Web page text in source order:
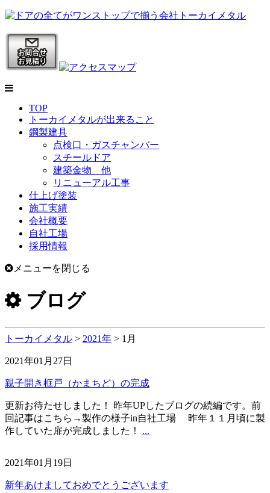
TOP
トーカイメタルが出来ること
鋼製建具
点検口・ガスチャンバー
スチールドア
建築金物 他
リニューアル工事
仕上げ塗装
施工実績
会社概要
自社工場
採用情報
メニューを閉じる
ブログ
トーカイメタル > 2021年 > 1月
2021年01月27日
親子開き框戸（かまちど）の完成
更新お待たせしました！ 昨年UPしたブログの続編です。前
回記事はこちら→製作の様子in自社工場 昨年１１月頃に製
作していた扉が完成しました！ ...
2021年01月19日
新年あけましておめでとうございます